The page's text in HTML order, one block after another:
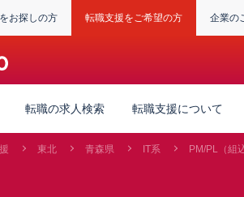
お探しの方 転職支援をご希望の方 企業の
転職の求人検索 転職支援について
東北 青森県 IT系 PM/PL（組